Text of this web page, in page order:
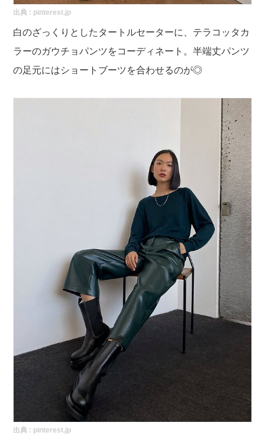
出典 : pinterest.jp
白のざっくりとしたタートルセーターに、テラコッタカ
ラーのガウチョパンツをコーディネート。半端丈パンツ
の足元にはショートブーツを合わせるのが◎
出典 : pinterest.jp